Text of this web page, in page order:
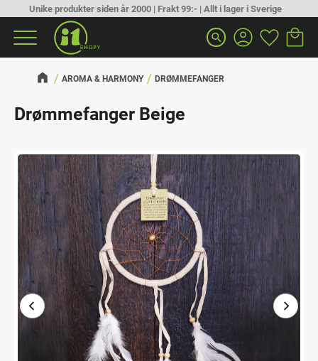
Meny
Unike produkter siden år 2000 | Frakt 99:- | Allt i lager i Sverige
search
AROMA & HARMONY DRØMMEFANGER
Drømmefanger Beige